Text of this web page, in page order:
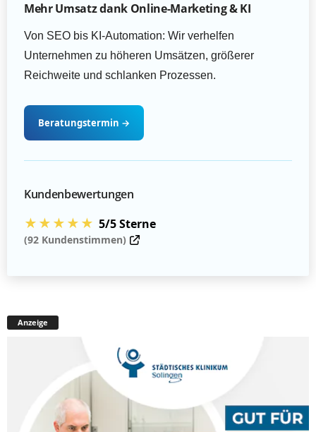
Mehr Umsatz dank Online-Marketing & KI
Von SEO bis KI-Automation: Wir verhelfen
Unternehmen zu höheren Umsätzen, größerer
Reichweite und schlanken Prozessen.
Beratungstermin →
Kundenbewertungen
★★★★★ 5/5 Sterne
(92 Kundenstimmen)
Anzeige